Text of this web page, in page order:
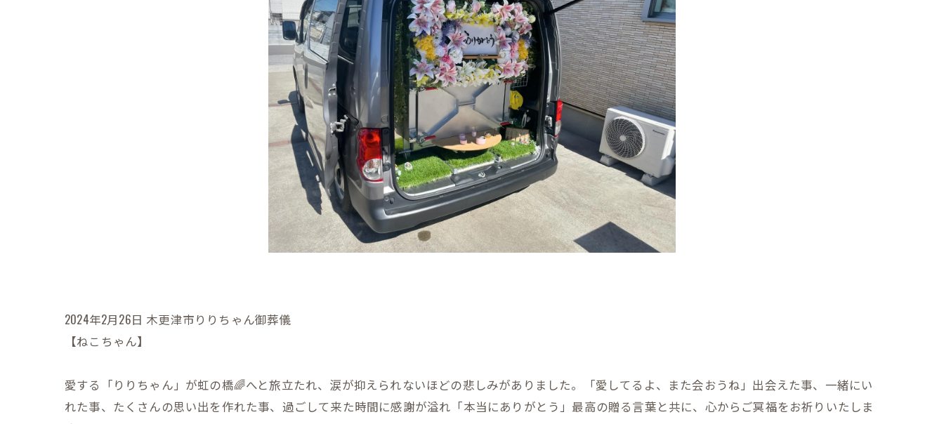
2024年2月26日 木更津市りりちゃん御葬儀
【ねこちゃん】
愛する「りりちゃん」が虹の橋🌈へと旅立たれ、涙が抑えられないほどの悲しみがありました。「愛してるよ、また会おうね」出会えた事、一緒にい
れた事、たくさんの思い出を作れた事、過ごして来た時間に感謝が溢れ「本当にありがとう」最高の贈る言葉と共に、心からご冥福をお祈りいたしま